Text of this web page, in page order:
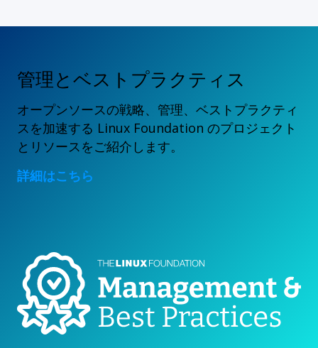
管理とベストプラクティス
オープンソースの戦略、管理、ベストプラクティ
スを加速する Linux Foundation のプロジェクト
とリソースをご紹介します。
詳細はこちら